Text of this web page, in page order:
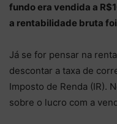
fundo era vendida a
a rentabilidade bruta foi
Já se for pensar na
descontar a taxa de
Imposto de Renda (IR).
sobre o lucro com a